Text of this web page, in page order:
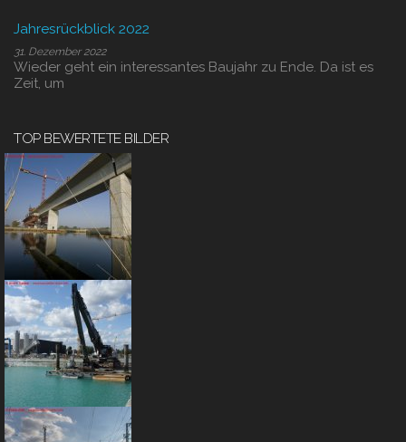
Jahresrückblick 2022
31. Dezember 2022
Wieder geht ein interessantes Baujahr zu Ende. Da ist es
Zeit, um
TOP BEWERTETE BILDER